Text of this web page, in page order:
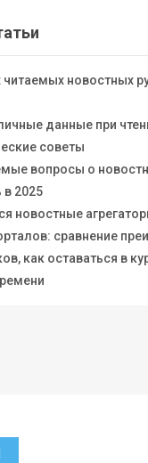
читаемых новостных
данные при
советы
вопросы о
в 2025
новостные
сравнение
как оставаться в